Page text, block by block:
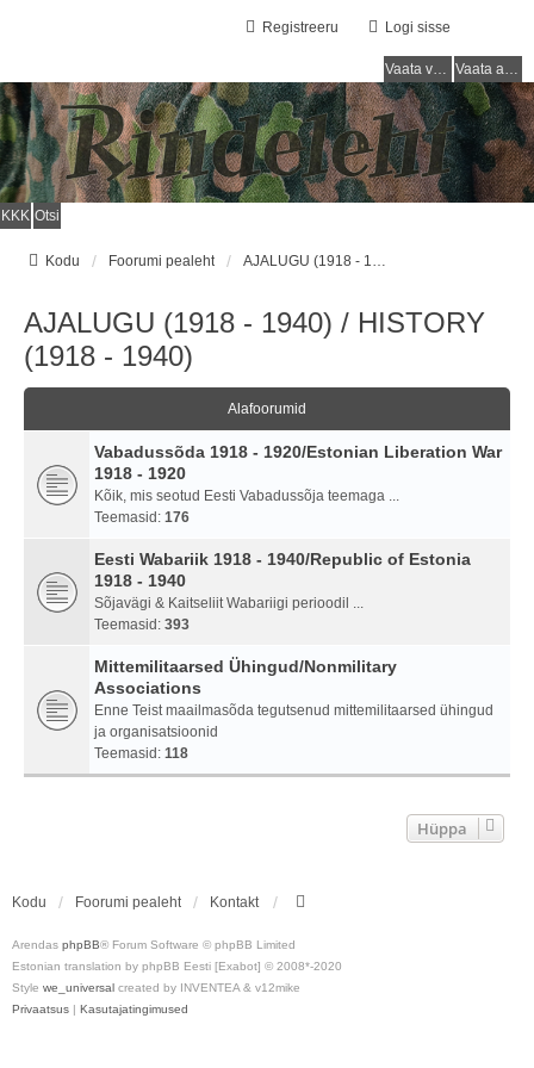
Logi sisse
Registreeru
Vaata vastamata teemasi Vaata aktiivseid teemasid
KKK Otsi
Kodu Foorumi pealeht AJALUGU (1918 - 1940) / HISTORY (1918 - 1940)
AJALUGU (1918 - 1940) / HISTORY
(1918 - 1940)
Alafoorumid
Vabadussõda 1918 - 1920/Estonian Liberation War
1918 - 1920
Kõik, mis seotud Eesti Vabadussõja teemaga ...
Teemasid: 176
Eesti Wabariik 1918 - 1940/Republic of Estonia
1918 - 1940
Sõjavägi & Kaitseliit Wabariigi perioodil ...
Teemasid: 393
Mittemilitaarsed Ühingud/Nonmilitary
Associations
Enne Teist maailmasõda tegutsenud mittemilitaarsed ühingud
ja organisatsioonid
Teemasid: 118
Hüppa
Kodu Foorumi pealeht Kontakt
Arendas phpBB® Forum Software © phpBB Limited
Estonian translation by phpBB Eesti [Exabot] © 2008*-2020
Style we_universal created by INVENTEA & v12mike
Privaatsus | Kasutajatingimused